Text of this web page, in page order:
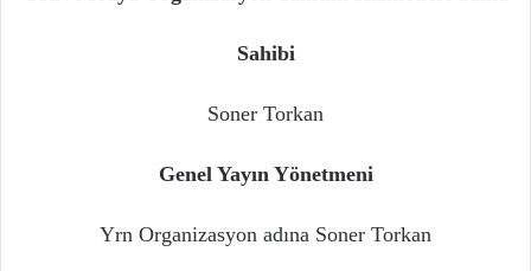
Sahibi
Soner Torkan
Genel Yayın Yönetmeni
Yrn Organizasyon adına Soner Torkan